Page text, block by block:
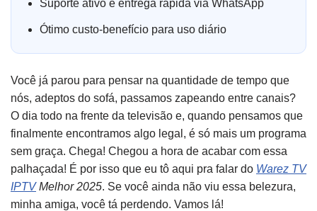
Suporte ativo e entrega rápida via WhatsApp
Ótimo custo-benefício para uso diário
Você já parou para pensar na quantidade de tempo que
nós, adeptos do sofá, passamos zapeando entre canais?
O dia todo na frente da televisão e, quando pensamos que
finalmente encontramos algo legal, é só mais um programa
sem graça. Chega! Chegou a hora de acabar com essa
palhaçada! É por isso que eu tô aqui pra falar do Warez TV
IPTVMelhor 2025. Se você ainda não viu essa belezura,
minha amiga, você tá perdendo. Vamos lá!